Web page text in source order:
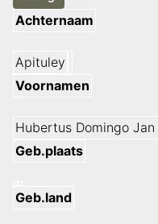
Achternaam
Apituley
Voornamen
Hubertus Domingo Jan
Geb.plaats
Geb.land